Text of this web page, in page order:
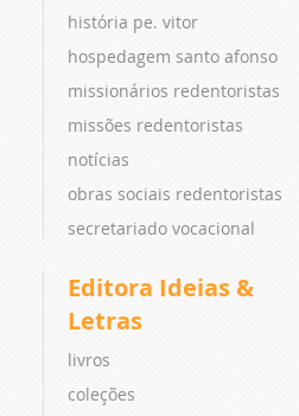
história pe. vitor
hospedagem santo afonso
missionários redentoristas
missões redentoristas
notícias
obras sociais redentoristas
secretariado vocacional
Editora Ideias &
Letras
livros
coleções